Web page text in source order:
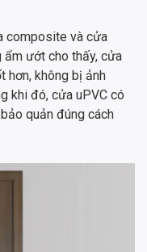
composite và cửa
ướt cho thấy, cửa
hơn, không bị ảnh
khi đó, cửa uPVC có
quản đúng cách